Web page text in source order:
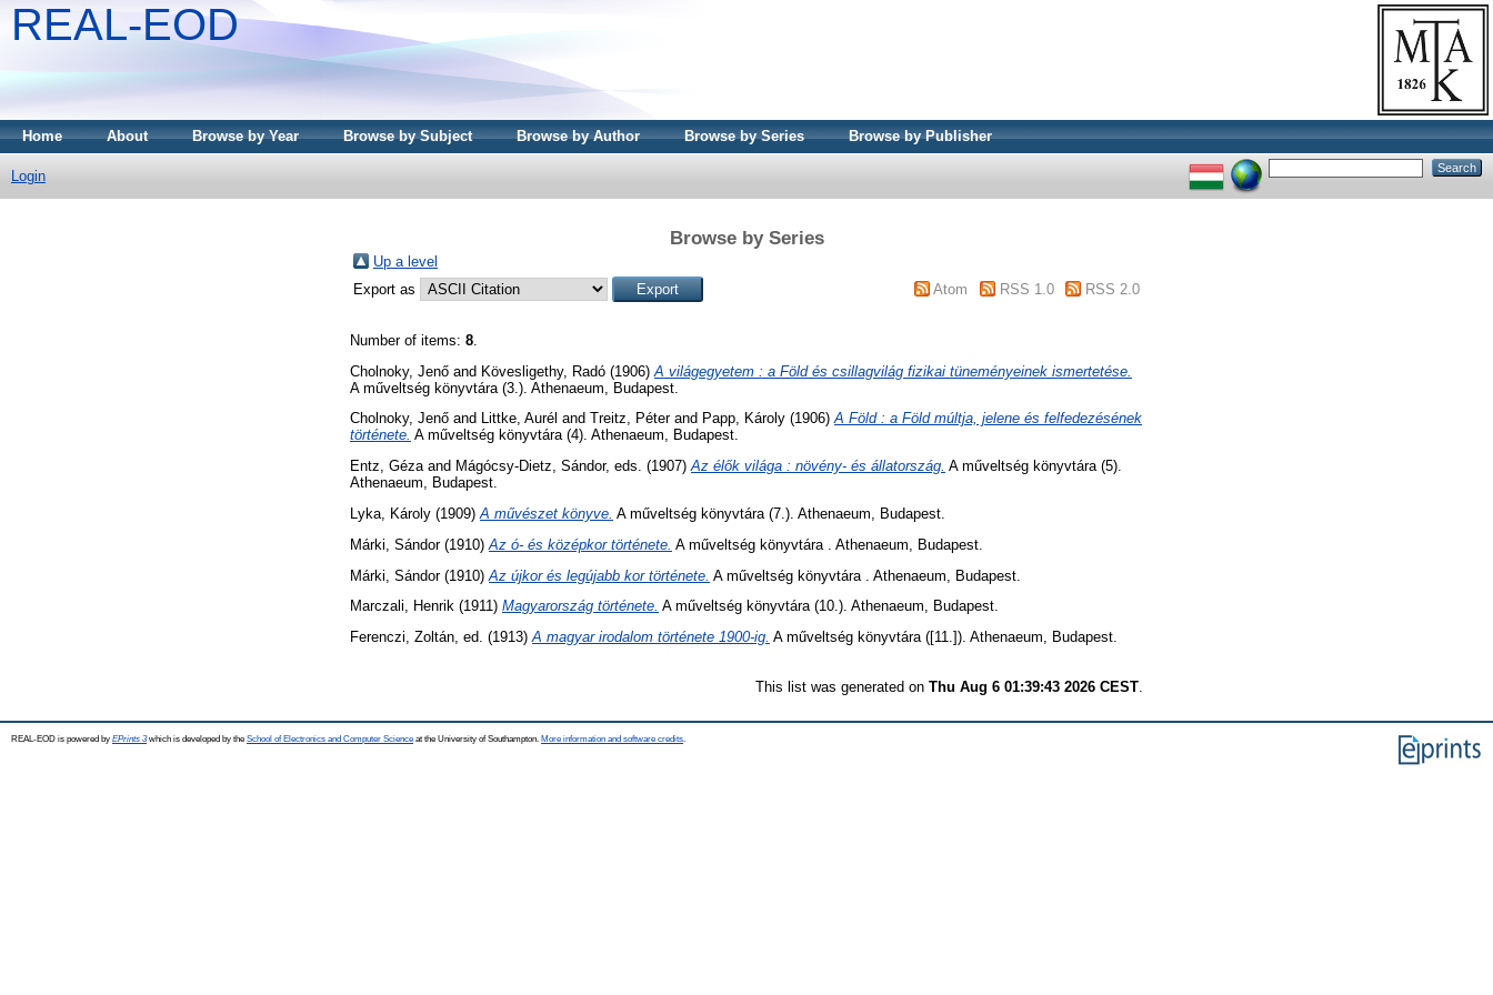
REAL-EOD
Home About Browse by Year Browse by Subject Browse by Author Browse by Series Browse by Publisher
Login
Browse by Series
Up a level
Export as
Atom RSS 1.0 RSS 2.0
Number of items: 8
Cholnoky, Jenő and Kövesligethy, Radó (1906) A világegyetem : a Föld és csillagvilág fizikai tüneményeinek ismertetése.
A műveltség könyvtára (3.). Athenaeum, Budapest.
Cholnoky, Jenő and Littke, Aurél and Treitz, Péterand Papp, Károly (1906)A Föld : a Föld múltja, jelene és felfedezésének
története. A műveltség könyvtára (4). Athenaeum, Budapest.
Entz, Gézaand Mágócsy-Dietz, Sándor, eds. (1907)Az élők világa : növény- és állatország. A műveltség könyvtára (5).
Athenaeum, Budapest.
Lyka, Károly (1909) A művészet könyve. A műveltség könyvtára (7.). Athenaeum, Budapest.
Márki, Sándor(1910) Az ó- és középkor története. A műveltség könyvtára . Athenaeum, Budapest.
Márki, Sándor(1910) Az újkor és legújabb kor története. A műveltség könyvtára . Athenaeum, Budapest.
Marczali, Henrik (1911) Magyarország története. A műveltség könyvtára (10.). Athenaeum, Budapest.
Ferenczi, Zoltán, ed. (1913)A magyar irodalom története 1900-ig. A műveltség könyvtára ([11.]). Athenaeum, Budapest.
This list was generated on Thu Aug 6 01:39:43 2026 CEST.
REAL-EOD is powered by EPrints 3which is developed by the School of Electronics and Computer Science at the University of Southampton. More information and software credits